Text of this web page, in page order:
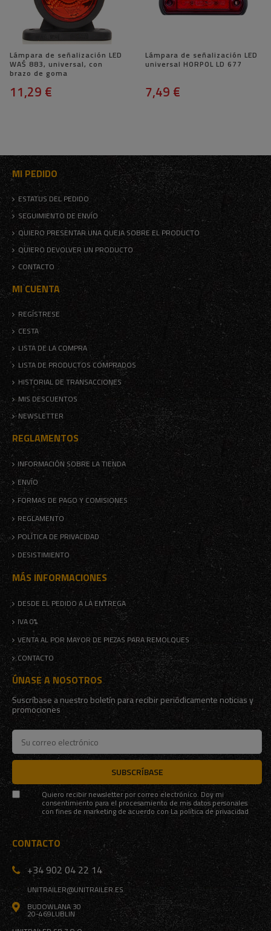
Lámpara de señalización LED
WAŚ 883, universal, con
brazo de goma
11,29 €
Lámpara de señalización LED
universal HORPOL LD 677
7,49 €
MI PEDIDO
ESTATUS DEL PEDIDO
SEGUIMIENTO DE ENVÍO
QUIERO PRESENTAR UNA QUEJA SOBRE EL PRODUCTO
QUIERO DEVOLVER UN PRODUCTO
CONTACTO
MI CUENTA
REGÍSTRESE
CESTA
LISTA DE LA COMPRA
LISTA DE PRODUCTOS COMPRADOS
HISTORIAL DE TRANSACCIONES
MIS DESCUENTOS
NEWSLETTER
REGLAMENTOS
INFORMACIÓN SOBRE LA TIENDA
ENVÍO
FORMAS DE PAGO Y COMISIONES
REGLAMENTO
POLÍTICA DE PRIVACIDAD
DESISTIMIENTO
MÁS INFORMACIONES
DESDE EL PEDIDO A LA ENTREGA
IVA 0%
VENTA AL POR MAYOR DE PIEZAS PARA REMOLQUES
CONTACTO
ÚNASE A NOSOTROS
Suscríbase a nuestro boletín para recibir periódicamente noticias y
promociones
SUBSCRÍBASE
Quiero recibir newsletter por correo electrónico. Doy mi
consentimiento para el procesamiento de mis datos personales
con fines de marketing de acuerdo conLa política de privacidad
CONTACTO
+34 902 04 22 14
UNITRAILER@UNITRAILER.ES
BUDOWLANA 30
20-469LUBLIN